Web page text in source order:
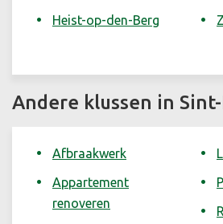
Heist-op-den-Berg
Andere klussen in
Afbraakwerk
Appartement
renoveren